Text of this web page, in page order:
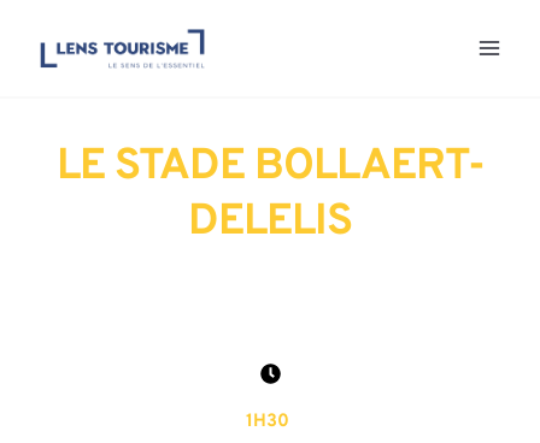
LE STADE BOLLAERT-
DELELIS
1H30